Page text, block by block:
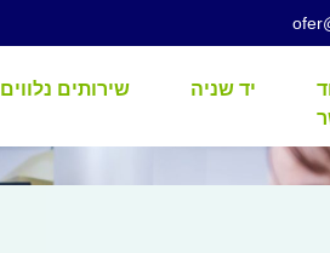
יד שניה שירותים נלווים